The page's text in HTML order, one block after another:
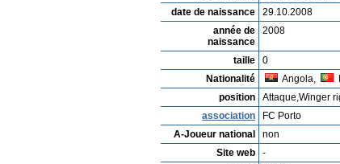
date de naissance
29.10.2008
année de
naissance
2008
taille
0
Nationalité
Angola,
position
Attaque,Winger
association
FC Porto
A-Joueur national
non
Site web
-